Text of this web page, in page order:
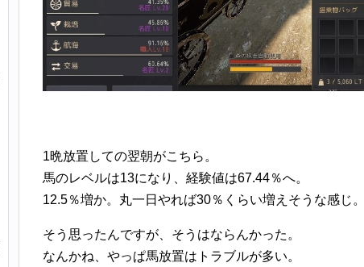
1晩放置しての翌朝がこちら。
馬のレベルは13になり、経験値は67.44％へ。
12.5％増か。丸一日やれば30％くらい増えそうな感じ
そう思ったんですが、そうはならんかった。
なんかね、やっぱ馬放置はトラブルが多い。